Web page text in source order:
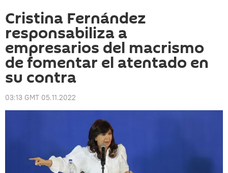
Cristina Fernández
responsabiliza a
empresarios del macrismo
de fomentar el atentado en
su contra
03:13 GMT 05.11.2022